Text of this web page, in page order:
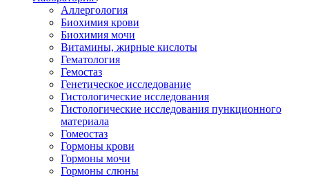
Аллергология
Биохимия крови
Биохимия мочи
Витамины, жирные кислоты
Гематология
Гемостаз
Генетическое исследование
Гистологические исследования
Гистологические исследования пункционного
материала
Гомеостаз
Гормоны крови
Гормоны мочи
Гормоны слюны